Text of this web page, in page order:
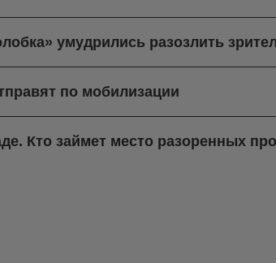
умудрились разозлить
по мобилизации
Кто займет место разоренных